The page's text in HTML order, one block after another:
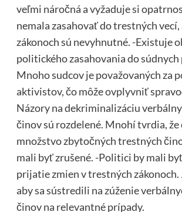
veľmi náročná a vyžaduje si
nemala zasahovať do trestných vecí,
zákonoch sú nevyhnutné. -Existuje
politického zasahovania do súdnych
Mnoho sudcov je považovaných za
aktivistov, čo môže ovplyvniť
Názory na dekriminalizáciu
činov sú rozdelené. Mnohí tvrdia, že
množstvo zbytočných trestných
mali byť zrušené. -Politici by mali
prijatie zmien v trestných zákonoch.
aby sa sústredili na zúženie
činov na relevantné prípady.